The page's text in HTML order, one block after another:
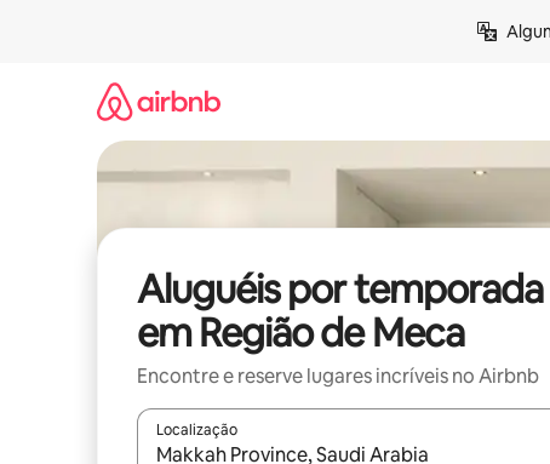
Aluguéis por temporada
em Região de Meca
Encontre e reserve lugares incríveis no Airbnb
Localização
Quando os resultados estiverem disponíveis,